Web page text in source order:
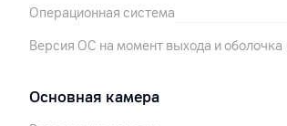
Операционная система
Версия ОС на момент выхода и оболочка
Основная камера